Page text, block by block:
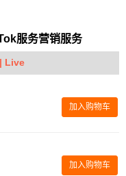
服务营销服务
Live
加入购物车
加入购物车